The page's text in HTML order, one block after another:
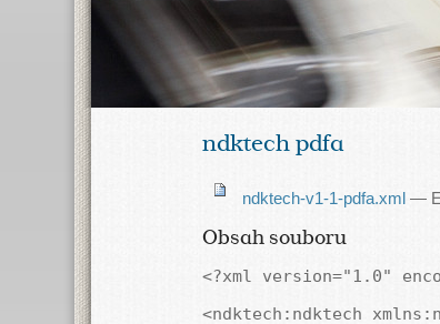
ndktech pdfa
ndktech-v1-1-pdfa.xml —
Obsah souboru
<?xml version="1.0"
<ndktech:ndktech